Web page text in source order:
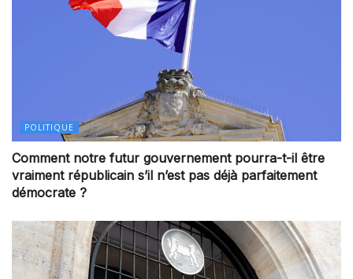
POLITIQUE
Comment notre futur gouvernement pourra-t-il être
vraiment républicain s’il n’est pas déjà parfaitement
démocrate ?